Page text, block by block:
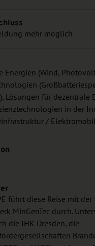
mehr möglich
Energien (Wind,
Lösungen für dezentrale
in der
/
führt diese Reise mit
MinGenTec durch.
die IHK Dresden, die